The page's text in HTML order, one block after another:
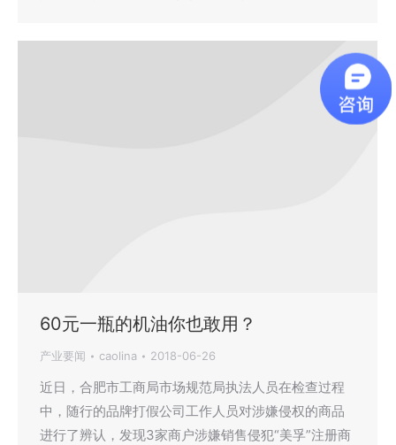
60元一瓶的机油你也敢用？
产业要闻 caolina 2018-06-26
近日，合肥市工商局市场规范局执法人员在检查过程
中，随行的品牌打假公司工作人员对涉嫌侵权的商品
进行了辨认，发现3家商户涉嫌销售侵犯“美孚”注册商